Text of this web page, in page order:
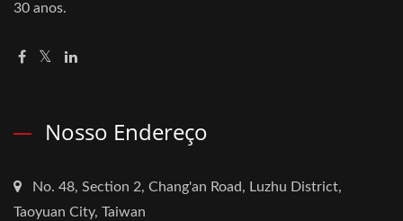
30 anos.
Nosso Endereço
No. 48, Section 2, Chang'an Road, Luzhu District,
Taoyuan City, Taiwan